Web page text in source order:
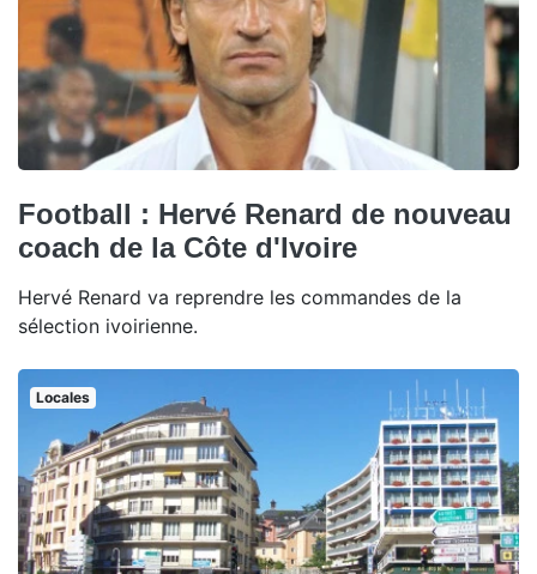
Football : Hervé Renard de nouveau
coach de la Côte d'Ivoire
Hervé Renard va reprendre les commandes de la
sélection ivoirienne.
Locales